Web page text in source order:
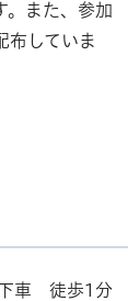
。また、参加
布していま
車 徒歩1分